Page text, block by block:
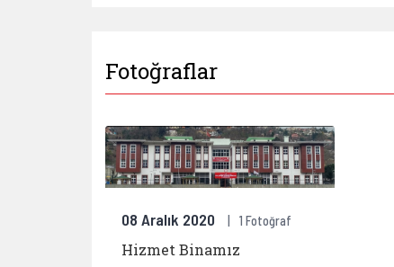
Fotoğraflar
Hizmet
08 Aralık 2020 1 Fotoğraf
Hizmet Binamız